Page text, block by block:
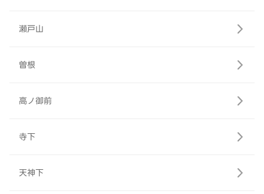
瀬戸山
曽根
高ノ御前
寺下
天神下